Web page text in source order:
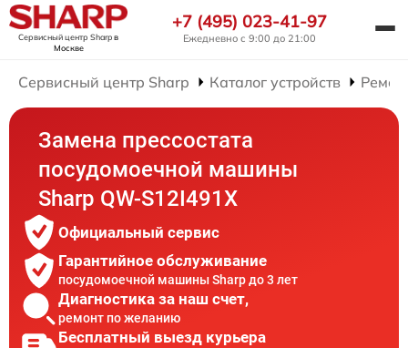
Сервисный центр Sharpв
Москве
+7 (495) 023-41-97
Ежедневно с 9:00 до 21:00
Сервисный центр Sharp Каталог устройств
Замена прессостата
посудомоечной машины
Sharp QW-S12I491X
Официальный сервис
Гарантийное обслуживание
посудомоечной машины Sharp до 3 лет
Диагностика за наш счет,
ремонт по желанию
Бесплатный выезд курьера